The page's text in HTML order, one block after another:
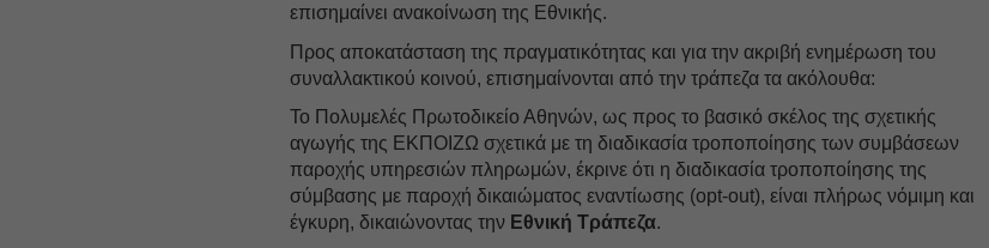
επισημαίνει ανακοίνωση της Εθνικής.
Προς αποκατάσταση της πραγματικότητας και για την ακριβή ενημέρωση του
συναλλακτικού κοινού, επισημαίνονται από την τράπεζα τα ακόλουθα:
Το Πολυμελές Πρωτοδικείο Αθηνών, ως προς το βασικό σκέλος της σχετικής
αγωγής της ΕΚΠΟΙΖΩ σχετικά με τη διαδικασία τροποποίησης των συμβάσεων
παροχής υπηρεσιών πληρωμών, έκρινε ότι η διαδικασία τροποποίησης της
σύμβασης με παροχή δικαιώματος εναντίωσης (opt-out), είναι πλήρως νόμιμη και
έγκυρη, δικαιώνοντας την Εθνική Τράπεζα.